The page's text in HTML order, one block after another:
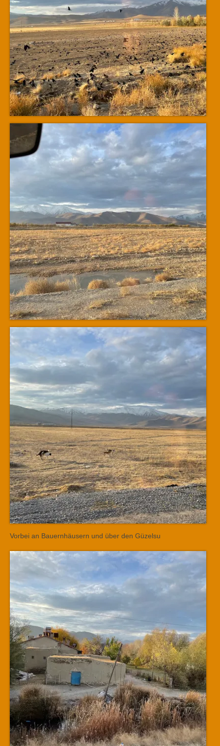
Vorbei an Bauernhäusern und über den Güzelsu